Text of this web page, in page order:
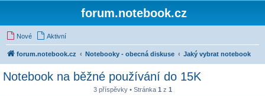
forum.notebook.cz
Nové Aktivní
forum.notebook.cz Notebooky - obecná diskuse Jaký vybrat notebook
Notebook na běžné používání do 15K
3 příspěvky • Stránka 1 z 1